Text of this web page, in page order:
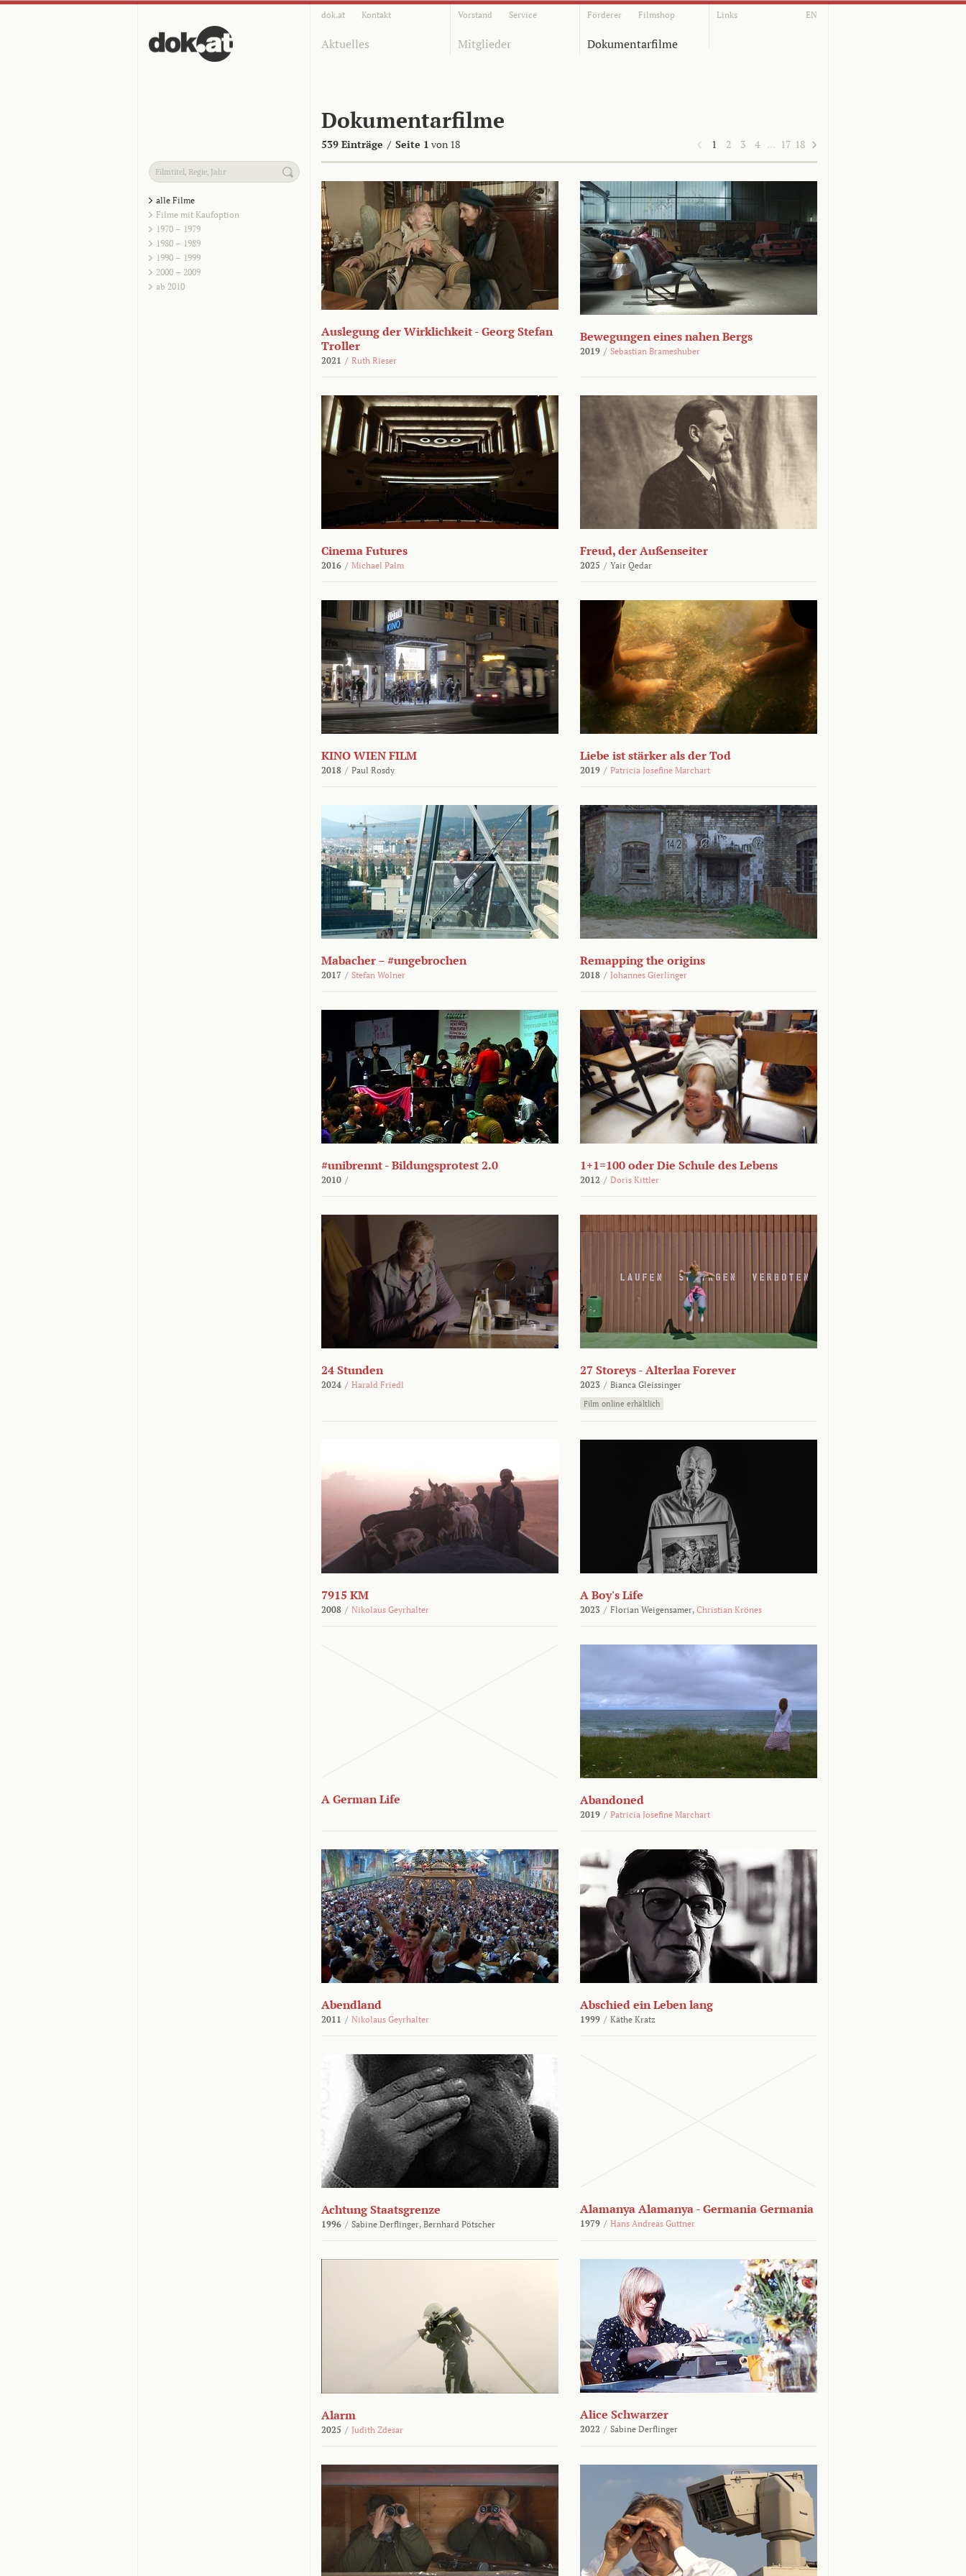
dok.at Kontakt Vorstand Service Förderer Filmshop Links EN
Aktuelles Mitglieder Dokumentarfilme
Dokumentarfilme
539 Einträge / Seite 1 von 18 1 2 3 4 … 17 18
alle Filme
Filme mit Kaufoption
1970 – 1979
1980 – 1989
1990 – 1999
2000 – 2009
ab 2010
Auslegung der Wirklichkeit - Georg Stefan
Troller
2021 / Ruth Rieser
Bewegungen eines nahen Bergs
2019 / Sebastian Brameshuber
Cinema Futures
2016 / Michael Palm
Freud, der Außenseiter
2025 / Yair Qedar
KINO WIEN FILM
2018 / Paul Rosdy
Liebe ist stärker als der Tod
2019 / Patricia Josefine Marchart
Mabacher – #ungebrochen
2017 / Stefan Wolner
Remapping the origins
2018 / Johannes Gierlinger
#unibrennt - Bildungsprotest 2.0
2010 /
1+1=100 oder Die Schule des Lebens
2012 / Doris Kittler
24 Stunden
2024 / Harald Friedl
27 Storeys - Alterlaa Forever
2023 / Bianca Gleissinger
Film online erhältlich
7915 KM
2008 / Nikolaus Geyrhalter
A Boy's Life
2023 / Florian Weigensamer, Christian Krönes
A German Life Abandoned
2019 / Patricia Josefine Marchart
Abendland
2011 / Nikolaus Geyrhalter
Abschied ein Leben lang
1999 / Käthe Kratz
Achtung Staatsgrenze
1996 / Sabine Derflinger, Bernhard Pötscher
Alamanya Alamanya - Germania Germania
1979 / Hans Andreas Guttner
Alarm
2025 / Judith Zdesar
Alice Schwarzer
2022 / Sabine Derflinger